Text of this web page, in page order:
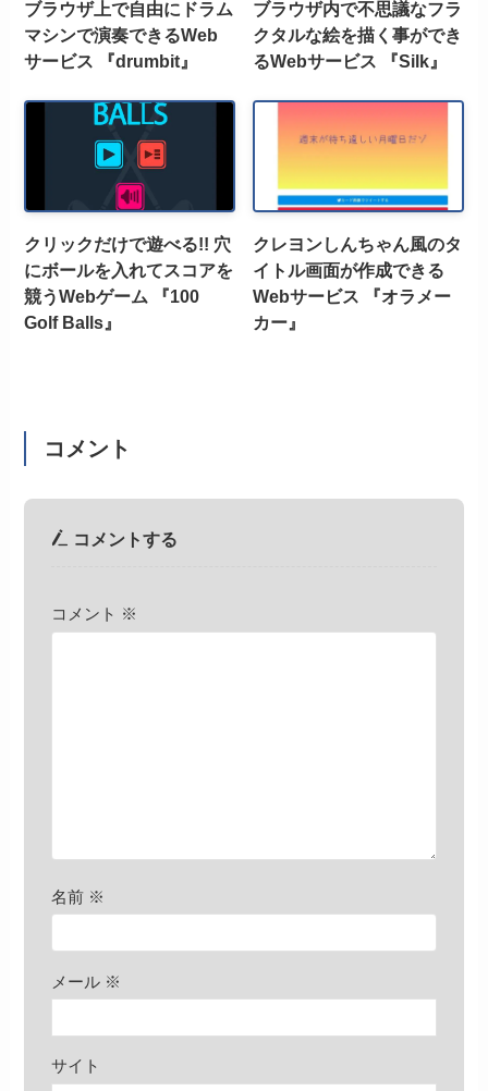
ブラウザ上で自由にドラム
マシンで演奏できるWeb
サービス 『drumbit』
ブラウザ内で不思議なフラ
クタルな絵を描く事ができ
るWebサービス 『Silk』
クリックだけで遊べる!! 穴
にボールを入れてスコアを
競うWebゲーム 『100
Golf Balls』
クレヨンしんちゃん風のタ
イトル画面が作成できる
Webサービス 『オラメー
カー』
コメント
コメントする
コメント ※
名前 ※
メール ※
サイト